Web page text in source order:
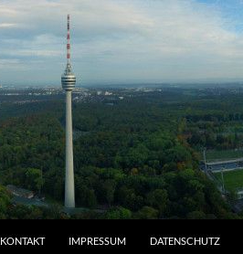
KONTAKT IMPRESSUM DATENSCHUTZ